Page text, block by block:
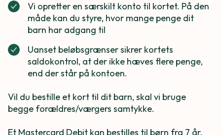
Vi opretter en særskilt konto til kortet. På den
måde kan du styre, hvor mange penge dit
barn har adgang til
Uanset beløbsgrænser sikrer kortets
saldokontrol, at der ikke hæves flere penge,
end der står på kontoen.
Vil du bestille et kort til dit barn, skal vi bruge
begge forældres/værgers samtykke.
Et Mastercard Debit kan bestilles til børn fra 7 år.